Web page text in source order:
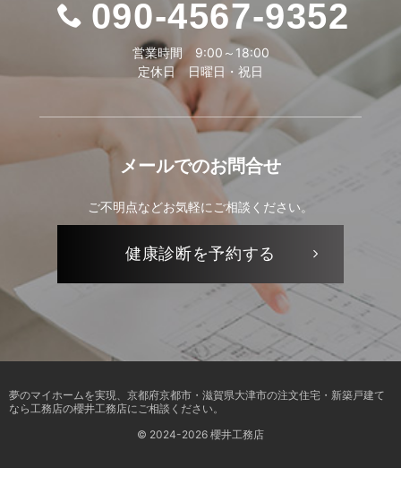
090-4567-9352
営業時間 9:00～18:00
定休日 日曜日・祝日
メールでのお問合せ
ご不明点などお気軽にご相談ください。
健康診断を予約する
© 2024-2026 櫻井工務店
夢のマイホームを実現、 京都府京都市・滋賀県大津市の注文住宅・新築戸建て
なら工務店の櫻井工務店にご相談ください。